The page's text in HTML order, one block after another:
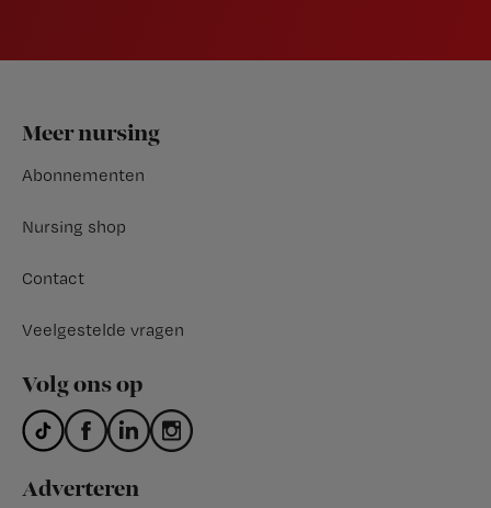
Footer
Meer nursing
Abonnementen
Nursing shop
Contact
Veelgestelde vragen
Volg ons op
Adverteren